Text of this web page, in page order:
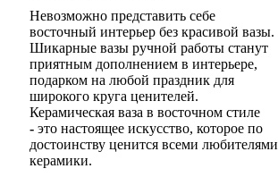
Невозможно представить себе
восточный интерьер без красивой вазы.
Шикарные вазы ручной работы станут
приятным дополнением в интерьере,
подарком на любой праздник для
широкого круга ценителей.
Керамическая ваза в восточном стиле
- это настоящее искусство, которое по
достоинству ценится всеми любителями
керамики.